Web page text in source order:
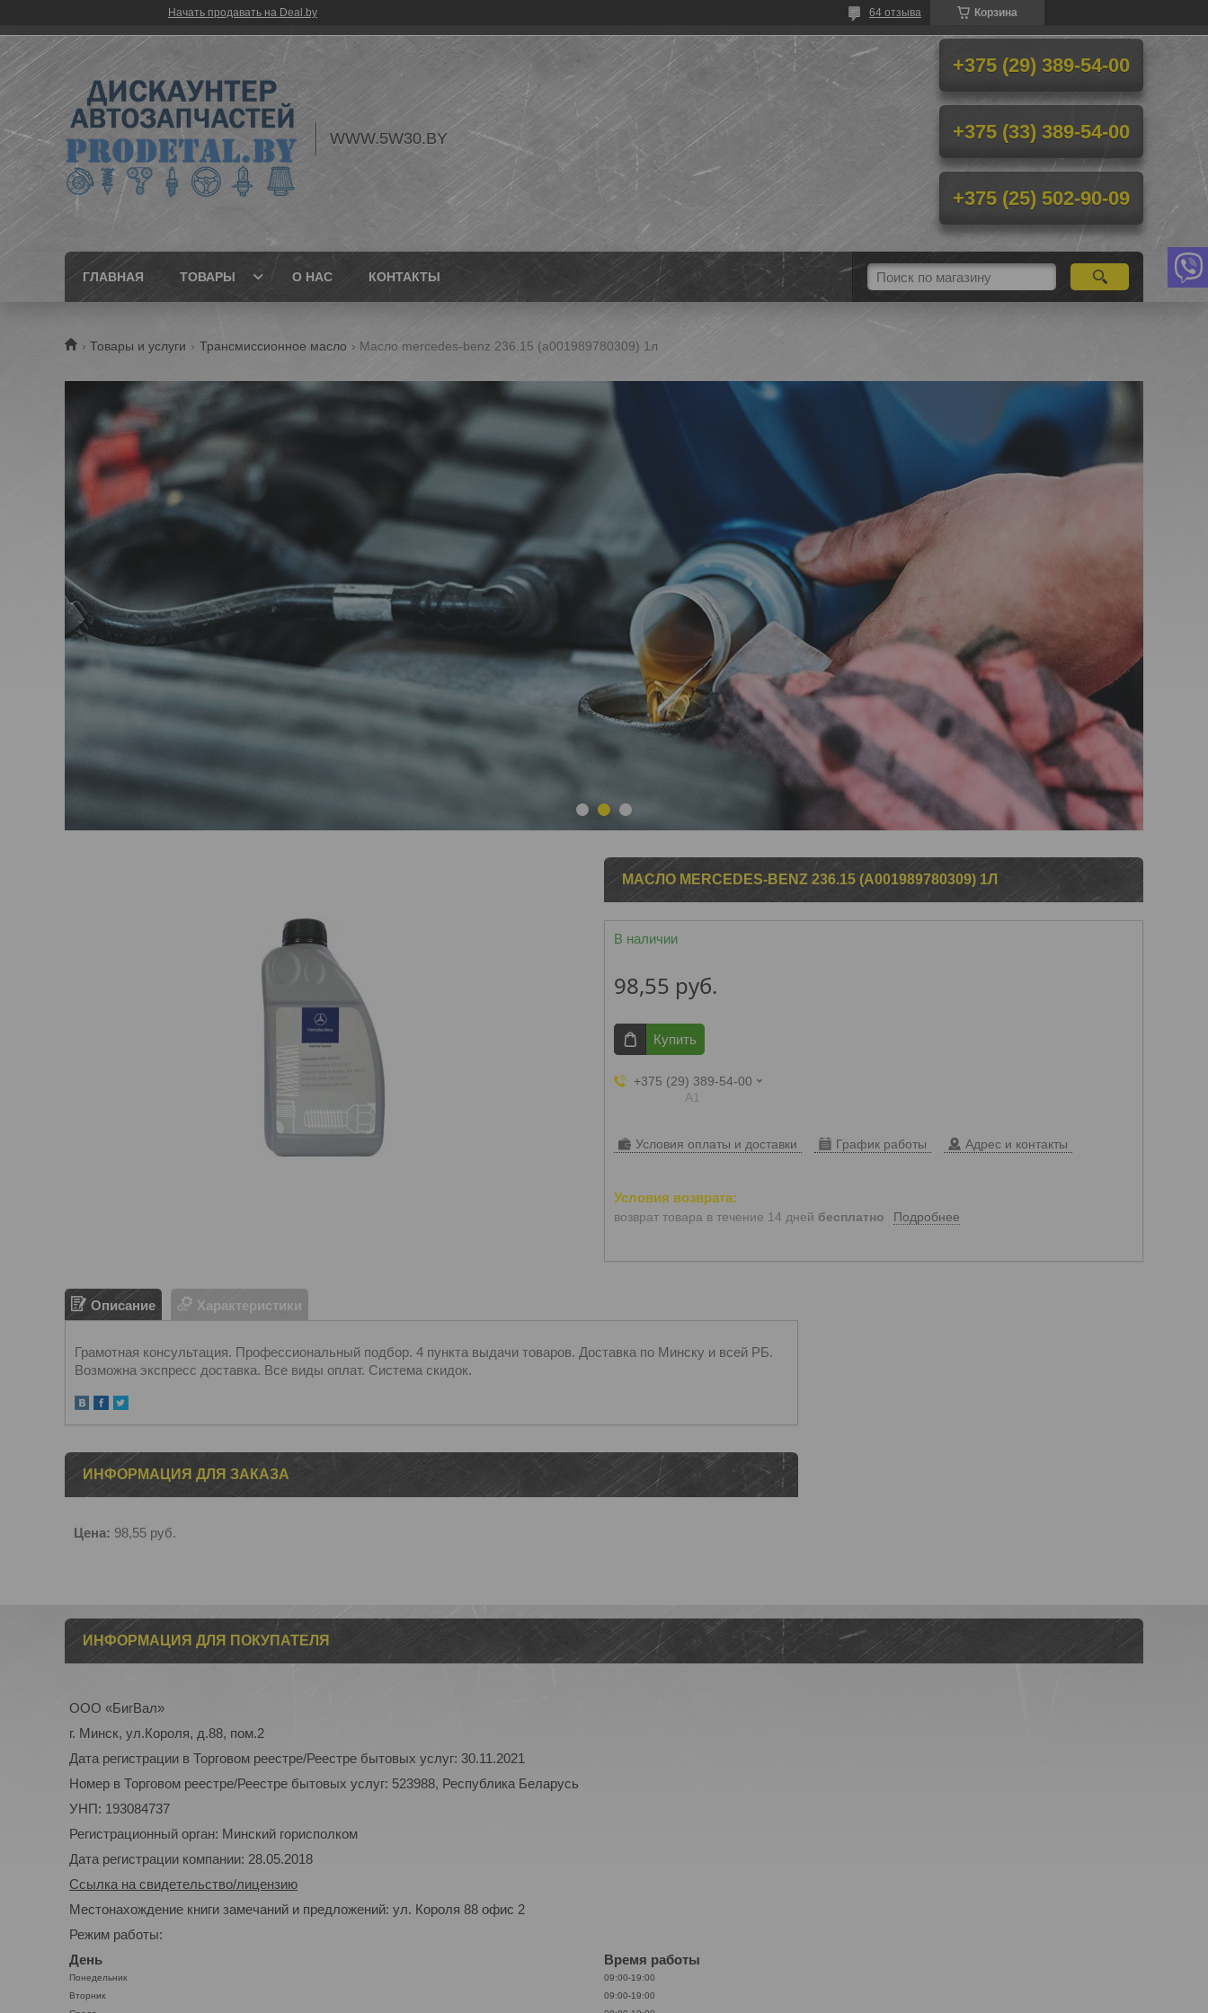
Начать продавать на Deal.by Корзина
64 отзыва
WWW.5W30.BY
+375 (29) 389-54-00
+375 (33) 389-54-00
+375 (25) 502-90-09
ГЛАВНАЯ ТОВАРЫ О НАС КОНТАКТЫ
Товары и услуги Трансмиссионное масло Масло mercedes-benz 236.15 (a001989780309) 1л
МАСЛО MERCEDES-BENZ 236.15 (A001989780309) 1Л
В наличии
98,55 руб.
Купить
+375 (29) 389-54-00
А1
Условия оплаты и доставки График работы Адрес и контакты
возврат товара в течение 14 дней бесплатно Подробнее
Описание Характеристики
Грамотная консультация. Профессиональный подбор. 4 пункта выдачи товаров. Доставка по Минску и всей РБ.
Возможна экспресс доставка. Все виды оплат. Система скидок.
ИНФОРМАЦИЯ ДЛЯ ЗАКАЗА
Цена: 98,55 руб.
ИНФОРМАЦИЯ ДЛЯ ПОКУПАТЕЛЯ
ООО «БигВал»
г. Минск, ул.Короля, д.88, пом.2
Дата регистрации в Торговом реестре/Реестре бытовых услуг: 30.11.2021
Номер в Торговом реестре/Реестре бытовых услуг: 523988, Республика Беларусь
УНП: 193084737
Регистрационный орган: Минский горисполком
Дата регистрации компании: 28.05.2018
Ссылка на свидетельство/лицензию
Местонахождение книги замечаний и предложений: ул. Короля 88 офис 2
Режим работы:
День
Время работы
Понедельник
09:00-19:00
Вторник
09:00-19:00